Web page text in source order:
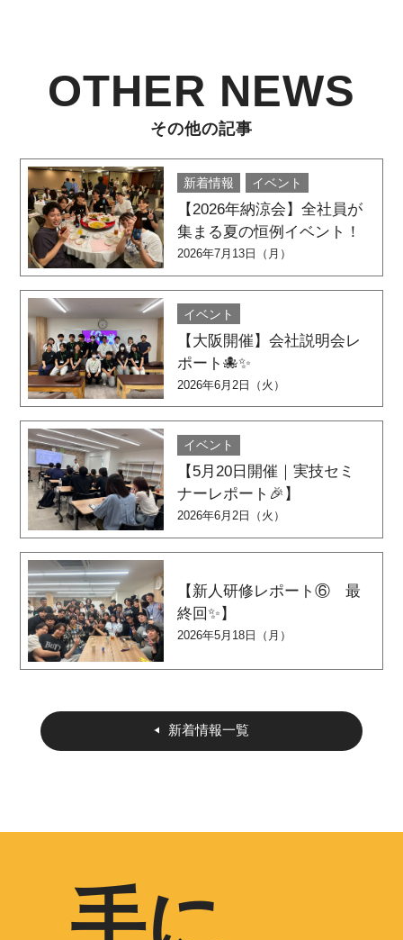
OTHER NEWS
その他の記事
新着情報 イベント
【2026年納涼会】全社員が
集まる夏の恒例イベント！
2026年7月13日（月）
イベント
【大阪開催】会社説明会レ
ポート🐙✨
2026年6月2日（火）
イベント
【5月20日開催｜実技セミ
ナーレポート🎉】
2026年6月2日（火）
【新人研修レポート⑥ 最
終回✨】
2026年5月18日（月）
新着情報一覧